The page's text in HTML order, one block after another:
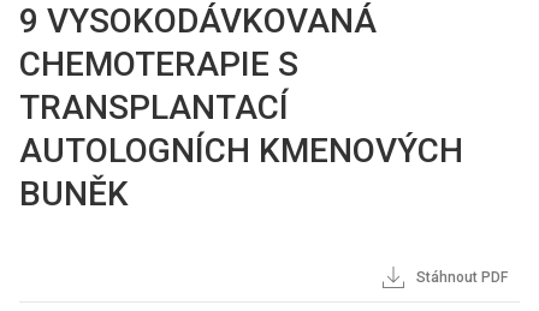
9 VYSOKODÁVKOVANÁ
CHEMOTERAPIE S
TRANSPLANTACÍ
AUTOLOGNÍCH KMENOVÝCH
BUNĚK
Stáhnout PDF